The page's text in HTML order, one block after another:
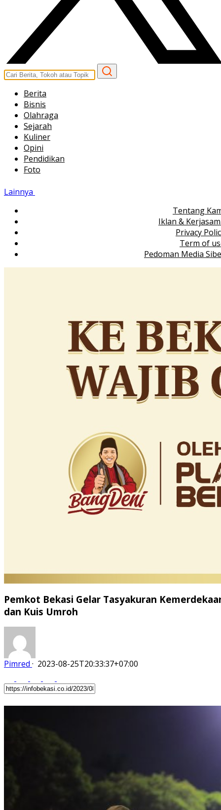
Berita
Bisnis
Olahraga
Sejarah
Kuliner
Opini
Pendidikan
Foto
Lainnya
Tentang
Iklan &
Privacy
Term of
Pedoman Media
Pemkot Bekasi Gelar Tasyakuran
dan Kuis Umroh
Pimred · 2023-08-25T20:33:37+07:00